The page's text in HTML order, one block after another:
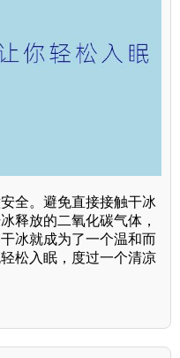
全。避免直接接触干冰
释放的二氧化碳气体，
冰就成为了一个温和而
松入眠，度过一个清凉